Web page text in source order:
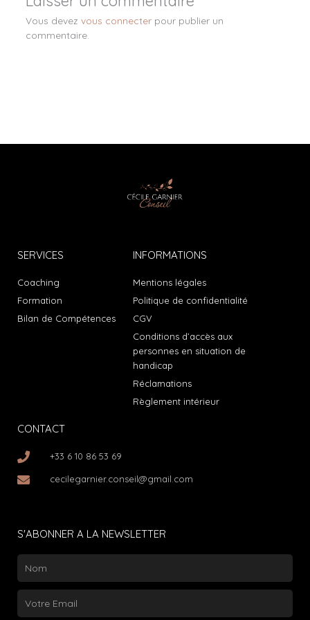
Vous devez vous connecterpour publier un
commentaire.
SERVICES
Coaching
Formation
Bilan de Compétences
INFORMATIONS
Mentions légales
Politique de confidentialité
CGV
Conditions d’accès aux
personnes en situation de
handicap
Réclamations
Règlement intérieur
CONTACT
+33 6 10 86 53 69
cecilegarnier.conseil@gmail.com
S'ABONNER A LA NEWSLETTER